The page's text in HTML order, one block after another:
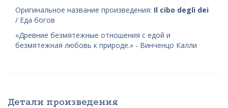
Оригинальное название произведения: Il cibo degli dei
/ Еда богов
«Древние безмятежные отношения с едой и
безмятежная любовь к природе.» - Винченцо Калли
Детали произведения